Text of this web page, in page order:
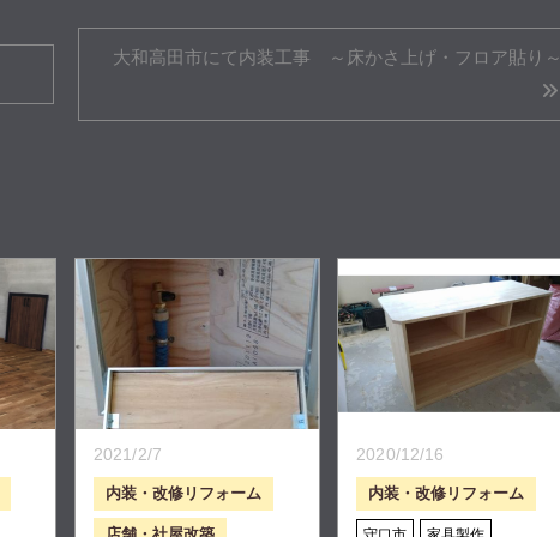
大和高田市にて内装工事 ～床かさ上げ・フロア貼り～
2021/2/7
内装・改修リフォーム
2020/12/16
内装・改修リフォーム